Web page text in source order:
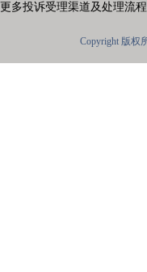
更多投诉受理渠道及处理流
Copyright 版权